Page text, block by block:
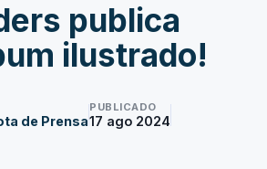
publica
ilustrado!
de Prensa
PUBLICADO
17 ago 2024